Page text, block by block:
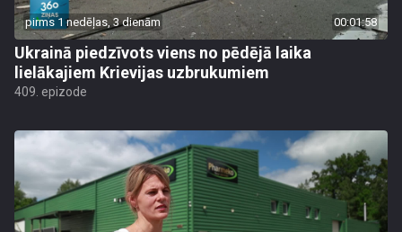
pirms 1 nedēļas, 3 dienām 00:01:58
Ukrainā piedzīvots viens no pēdējā laika
lielākajiem Krievijas uzbrukumiem
409. epizode